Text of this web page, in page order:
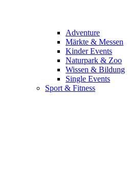
Adventure
Märkte & Messen
Kinder Events
Naturpark & Zoo
Wissen & Bildung
Single Events
Sport & Fitness